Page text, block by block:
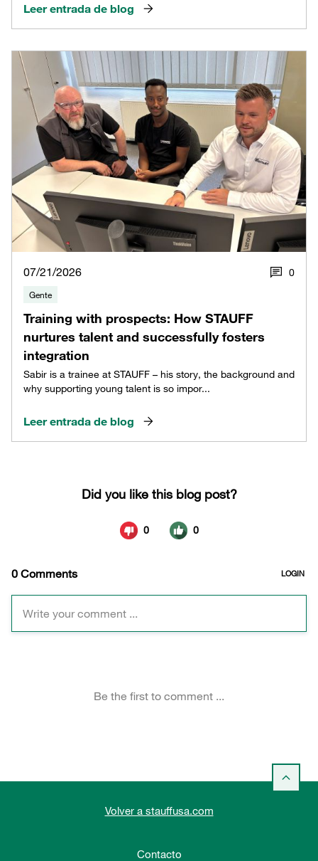
Leer entrada de blog
07/21/2026 0
Gente
Training with prospects: How STAUFF
nurtures talent and successfully fosters
integration
Sabir is a trainee at STAUFF – his story, the background and
why supporting young talent is so impor...
Leer entrada de blog
Volver a stauffusa.com
Contacto